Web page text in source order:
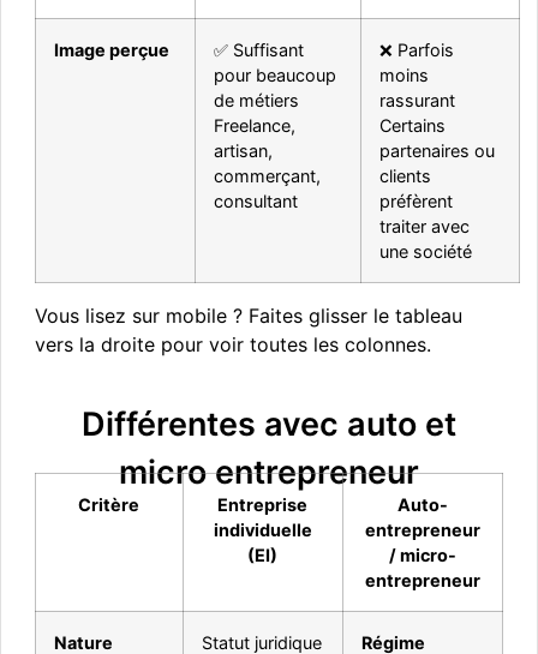
Image perçue
✅ Suffisant
pour beaucoup
de métiers
Freelance,
artisan,
commerçant,
consultant
❌ Parfois
moins
rassurant
Certains
partenaires ou
clients
préfèrent
traiter avec
une société
Vous lisez sur mobile ? Faites glisser le tableau
vers la droite pour voir toutes les colonnes.
Différentes avec auto et
micro entrepreneur
Critère
Entreprise
individuelle
(EI)
Auto-
entrepreneur
/ micro-
entrepreneur
Nature
Statut juridique
Régime